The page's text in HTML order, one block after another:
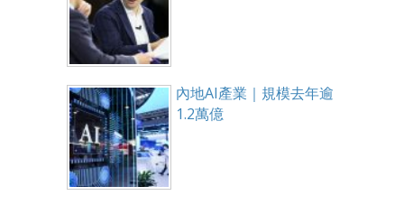
內地AI產業｜規模去年逾
1.2萬億